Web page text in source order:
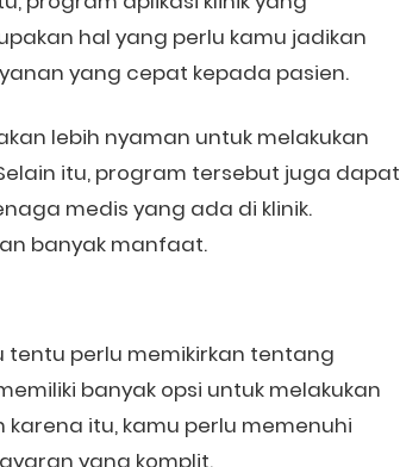
hal yang perlu kamu jadikan
yang cepat kepada pasien.
lebih nyaman untuk melakukan
itu, program tersebut juga dapat
medis yang ada di klinik.
banyak manfaat.
tentu perlu memikirkan tentang
banyak opsi untuk melakukan
itu, kamu perlu memenuhi